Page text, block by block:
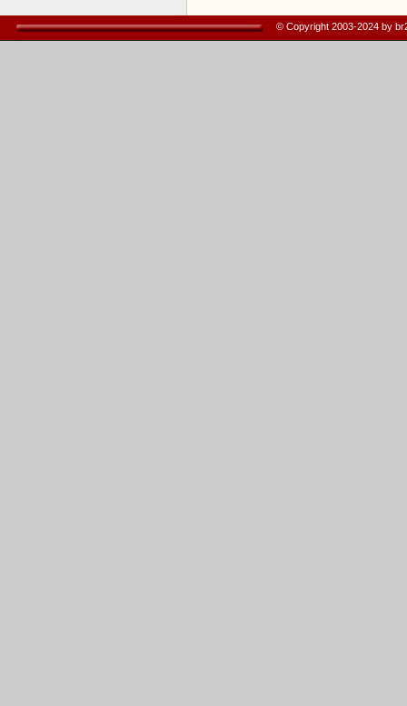
© Copyright 2003-2024 by